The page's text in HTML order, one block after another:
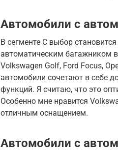
Автомобили с
В сегменте C выбор
автоматическим багажником
Volkswagen Golf, Ford Focus,
автомобили сочетают в себе
функций. Я считаю, что это
Особенно мне нравится
отличным оснащением.
Автомобили с